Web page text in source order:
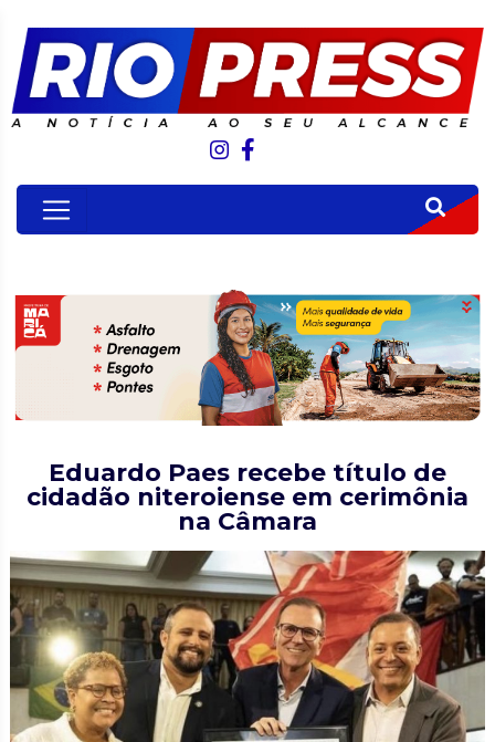
Eduardo Paes recebe título de
cidadão niteroiense em cerimônia
na Câmara